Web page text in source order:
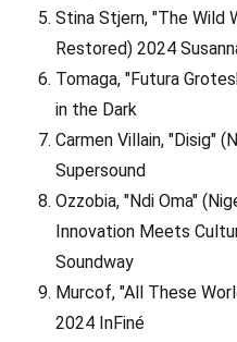
Stina Stjern, "The Wild
Restored) 2024
Tomaga, "Futura
in the Dark
Carmen Villain, "Disig"
Supersound
Ozzobia, "Ndi Oma"
Innovation Meets
Soundway
Murcof, "All These
2024 InFiné